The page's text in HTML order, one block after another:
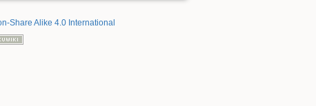
Share Alike 4.0 International